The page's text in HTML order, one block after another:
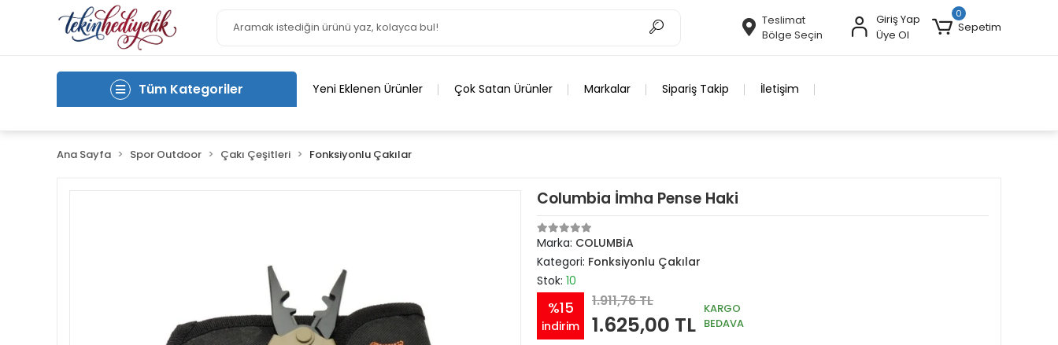
Teslimat
Bölge Seçin
Giriş Yap
Üye Ol
0
Sepetim
Tüm Kategoriler Yeni Eklenen Ürünler Çok Satan Ürünler Markalar Sipariş Takip İletişim
Ana Sayfa Spor Outdoor Çakı Çeşitleri Fonksiyonlu Çakılar
Columbia İmha Pense Haki
Marka: COLUMBİA
Kategori: Fonksiyonlu Çakılar
Stok: 10
%15
indirim
1.911,76 TL
1.625,00 TL
KARGO
BEDAVA